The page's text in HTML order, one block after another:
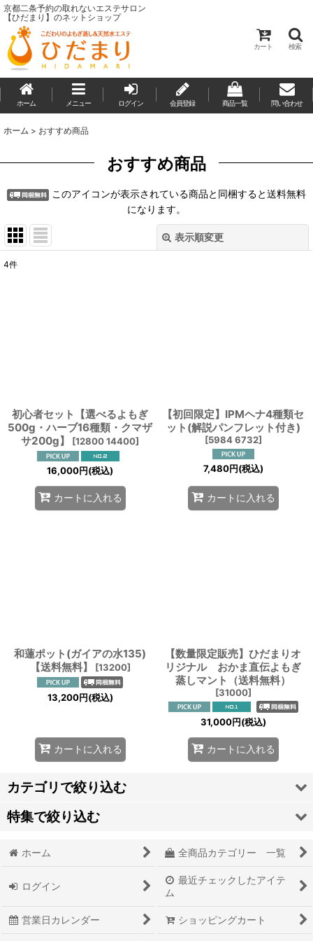
京都二条予約の取れないエステサロン
【ひだまり】のネットショップ
カート 検索
ホーム メニュー ログイン 会員登録 商品一覧 問い合わせ
ホーム > おすすめ商品
おすすめ商品
このアイコンが表示されている商品と同梱すると送料無料
になります。
表示順変更
4件
初心者セット【選べるよもぎ
500g・ハーブ16種類・クマザ
サ200g】
[12800 14400]
16,000円(税込)
カートに入れる
【初回限定】IPMヘナ4種類セ
ット(解説パンフレット付き)
[5984 6732]
7,480円(税込)
カートに入れる
和蓮ポット(ガイアの水135)
【送料無料】
[13200]
13,200円(税込)
カートに入れる
【数量限定販売】ひだまりオ
リジナル おかま直伝よもぎ
蒸しマント（送料無料）
[31000]
31,000円(税込)
カートに入れる
カテゴリで絞り込む
よもぎ蒸しマント・初心者セット
よもぎ
ハーブ
栽培時農薬不使用ハーブ
特集で絞り込む
ハーブ（ア行）
ハーブ（カ行）
ハーブ（サ行）
ホーム 全商品カテゴリー 一覧
ログイン
最近チェックしたアイテ
ム
営業日カレンダー ショッピングカート